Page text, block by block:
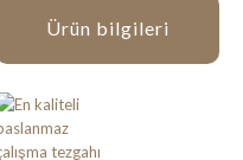
Ürün bilgileri